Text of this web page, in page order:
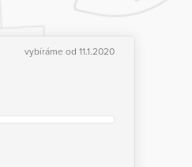
vybíráme od 11.1.2020